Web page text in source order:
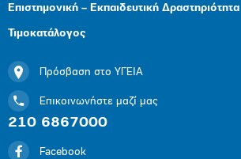
Επιστημονική – Εκπαιδευτική Δραστηριότητα
Τιμοκατάλογος
Πρόσβαση στο ΥΓΕΙΑ
Επικοινωνήστε μαζί μας
210 6867000
Facebook